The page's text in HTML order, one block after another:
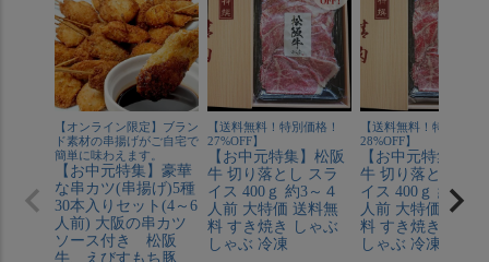
【オンライン限定】ブラン
ド素材の串揚げがご自宅で
簡単に味わえます。
【お中元特集】豪華
な串カツ(串揚げ)5種
30本入りセット(4～6
人前) 大阪の串カツ
ソース付き 松阪
牛、えびすもち豚、
【送料無料！特別価格！
27%OFF】
【お中元特集】松阪
牛 切り落とし スラ
イス 400ｇ 約3～４
人前 大特価 送料無
料 すき焼き しゃぶ
しゃぶ 冷凍
【送料無料！特別価格
28%OFF】
【お中元特集】神
牛 切り落とし ス
イス 400ｇ 約3～
人前 大特価 送料
料 すき焼き しゃ
しゃぶ 冷凍